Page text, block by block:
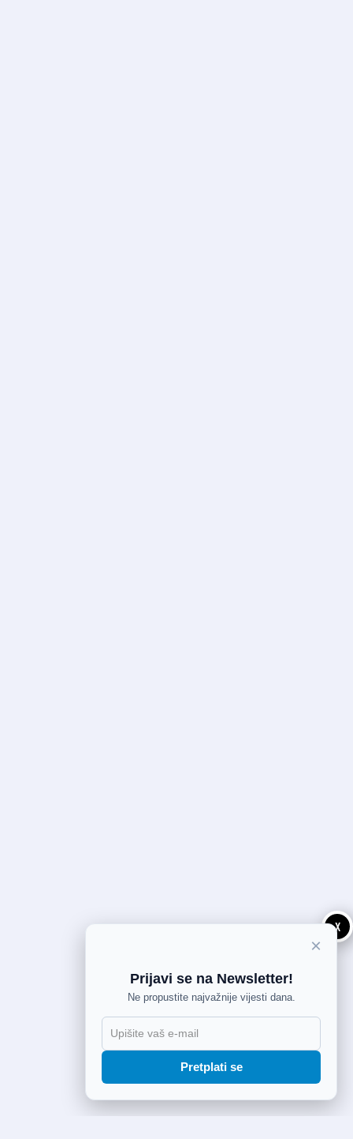
X
×
Prijavi se na Newsletter!
Ne propustite najvažnije vijesti dana.
Pretplati se